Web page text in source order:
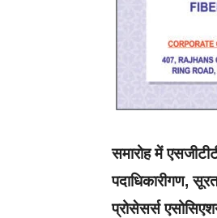
समारोह में
पदाधिकारीगण,
प्रोसेसर्स